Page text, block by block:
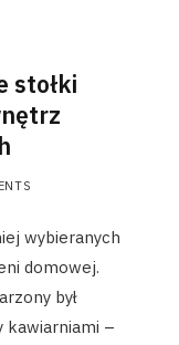
stołki
wybieranych
domowej.
był
kawiarniami –